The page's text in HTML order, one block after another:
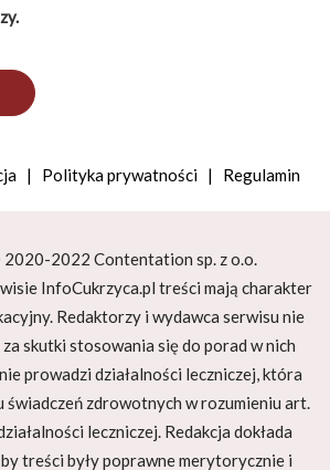
| Polityka prywatności | Regulamin
2022 Contentation sp. z o.o.
InfoCukrzyca.pl treści mają charakter
Redaktorzy i wydawca serwisu nie
skutki stosowania się do porad w nich
prowadzi działalności leczniczej, która
świadczeń zdrowotnych w rozumieniu art.
leczniczej. Redakcja dokłada
treści były poprawne merytorycznie i